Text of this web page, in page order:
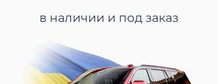
в наличии и под заказ